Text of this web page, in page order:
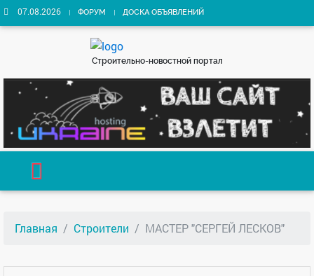
07.08.2026 ФОРУМ ДОСКА ОБЪЯВЛЕНИЙ
Строительно-новостной портал
Главная Строители МАСТЕР "СЕРГЕЙ ЛЕСКОВ"